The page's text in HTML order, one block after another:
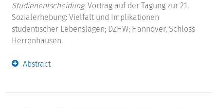
Studienentscheidung. Vortrag auf der Tagung zur 21.
Sozialerhebung: Vielfalt und Implikationen
studentischer Lebenslagen; DZHW; Hannover, Schloss
Herrenhausen.
Abstract